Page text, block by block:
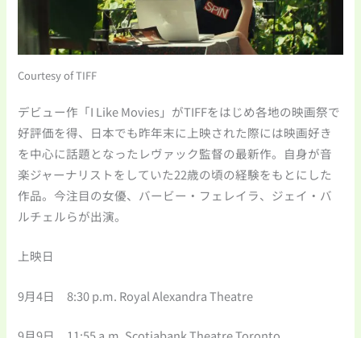
Courtesy of TIFF
デビュー作「I Like Movies」がTIFFをはじめ各地の映画祭で
好評価を得、日本でも昨年末に上映された際には映画好き
を中心に話題となったレヴァック監督の最新作。自身が音
楽ジャーナリストをしていた22歳の頃の経験をもとにした
作品。今注目の女優、バービー・フェレイラ、ジェイ・バ
ルチェルらが出演。
上映日
9月4日 8:30 p.m. Royal Alexandra Theatre